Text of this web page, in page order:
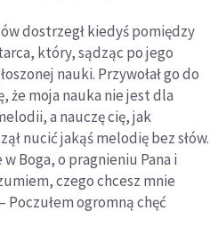
dostrzegł kiedyś pomiędzy
który, sądząc po jego
nauki. Przywołał go do
że moja nauka nie jest dla
a nauczę cię, jak
nucić jakąś melodię bez słów.
Boga, o pragnieniu Pana i
czego chcesz mnie
Poczułem ogromną chęć